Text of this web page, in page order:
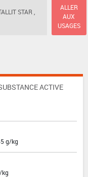
STAR ,
ALLER
AUX
USAGES
ACTIVE
g/kg
kg